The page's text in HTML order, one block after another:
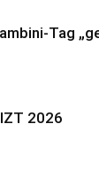
Tag
2026